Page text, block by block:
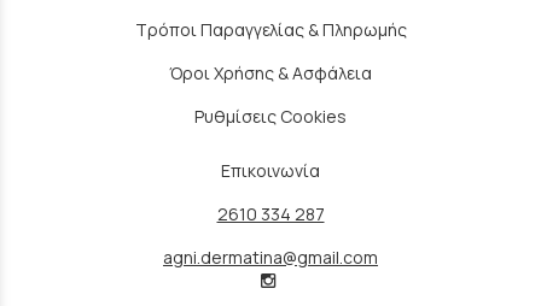
Τρόποι Παραγγελίας & Πληρωμής
Όροι Χρήσης & Ασφάλεια
Ρυθμίσεις Cookies
Επικοινωνία
2610 334 287
agni.dermatina@gmail.com